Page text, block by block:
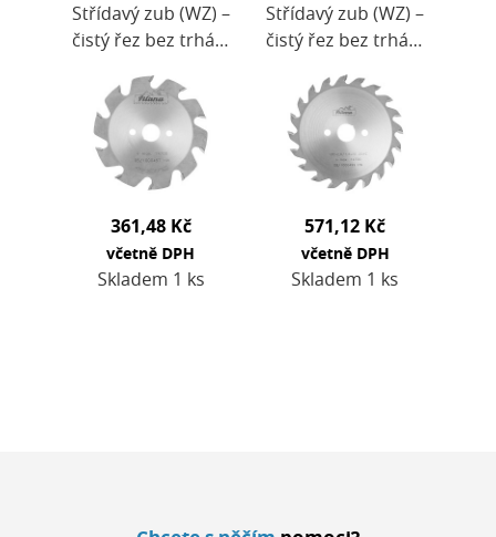
Střídavý zub (WZ) –
čistý řez bez trhání
destičky HW -
zajišťují čistý řez
bez trhlin a
otřepů.Pro…
361,48 Kč
včetně DPH
Skladem 1 ks
Střídavý zub (WZ) –
čistý řez bez trhání
úhel 10° poskytuje
rovnoměrné řezy
bez
zářezuMaximální
otáčky,…
571,12 Kč
včetně DPH
Skladem 1 ks